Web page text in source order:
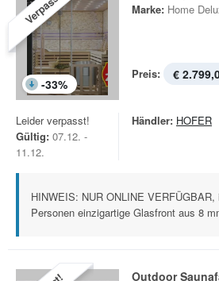
-33%
Marke: Home
Preis: €
Leider verpasst!
Gültig: 07.12. -
11.12.
Händler: HOFER
HINWEIS: NUR ONLINE
Personen einzigartige Glasfront aus 8
Outdoor